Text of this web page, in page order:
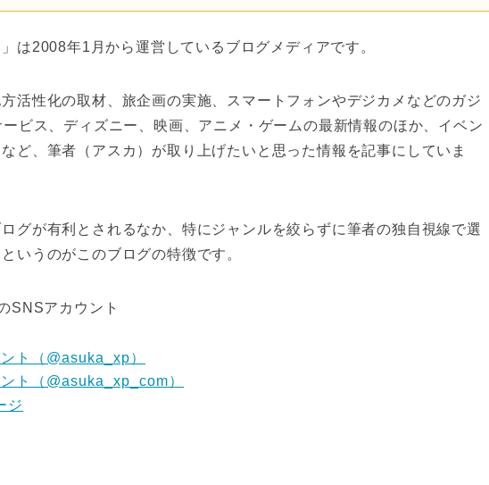
」は2008年1月から運営しているブログメディアです。
活性化の取材、旅企画の実施、スマートフォンやデジカメなどのガジ
ビス、ディズニー、映画、アニメ・ゲームの最新情報のほか、イベン
ど、筆者（アスカ）が取り上げたいと思った情報を記事にしていま
グが有利とされるなか、特にジャンルを絞らずに筆者の独自視線で選
いうのがこのブログの特徴です。
SNSアカウント
ト（@asuka_xp）
ト（@asuka_xp_com）
ジ